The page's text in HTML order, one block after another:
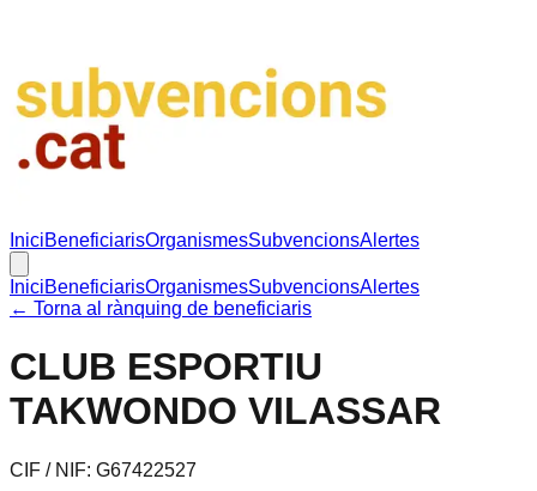
IniciBeneficiarisOrganismesSubvencionsAlertes
IniciBeneficiarisOrganismesSubvencionsAlertes
← Torna al rànquing de beneficiaris
CLUB ESPORTIU
TAKWONDO VILASSAR
CIF / NIF: G67422527